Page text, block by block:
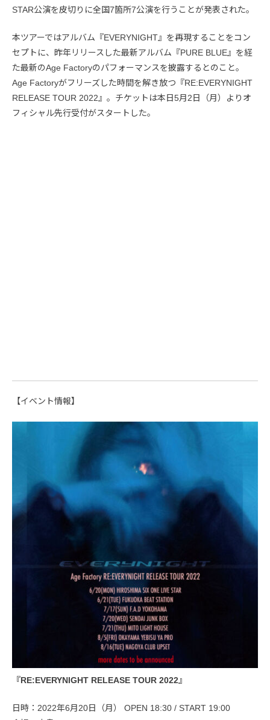
STAR公演を皮切りに全国7箇所7公演を行うことが発表された。
本ツアーではアルバム『EVERYNIGHT』を再現することをコン
セプトに、昨年リリースした最新アルバム『PURE BLUE』を経
た最新のAge Factoryのパフォーマンスを披露するとのこと。
Age Factoryがフリーズした時間を解き放つ『RE:EVERYNIGHT
RELEASE TOUR 2022』。チケットは本日5月2日（月）よりオ
フィシャル先行受付がスタートした。
【イベント情報】
『RE:EVERYNIGHT RELEASE TOUR 2022』
日時：2022年6月20日（月） OPEN 18:30 / START 19:00